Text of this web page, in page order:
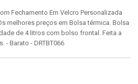
Fechamento Em Velcro Personalizada
melhores preços em Bolsa térmica. Bolsa
de 4 litros com bolso frontal. Feita a
- Barato - DRTBT066